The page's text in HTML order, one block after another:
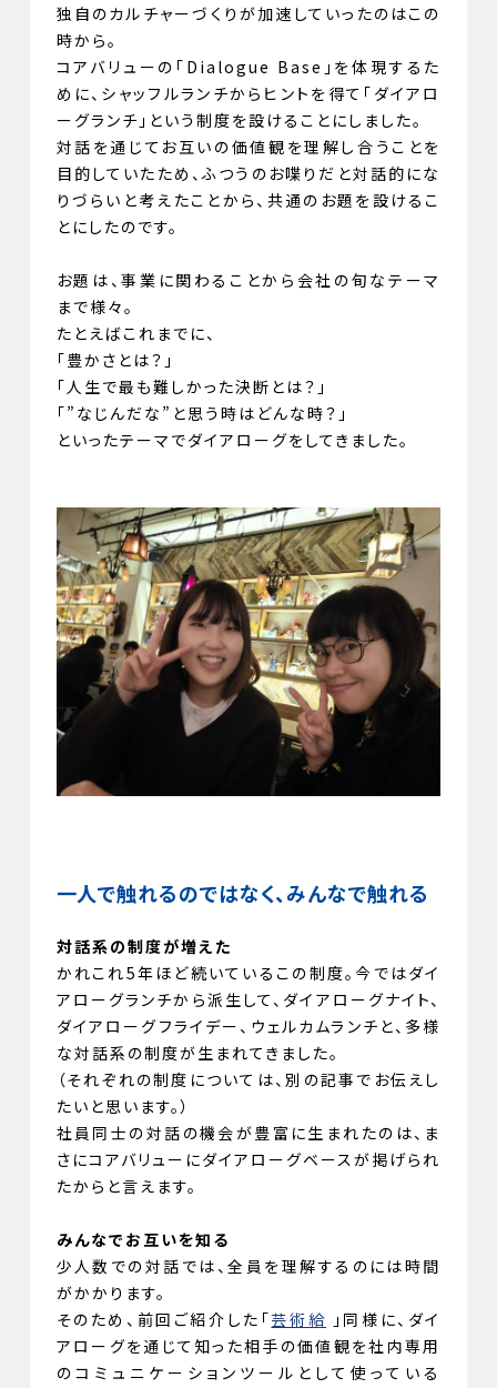
独自のカルチャーづくりが加速していったのはこの
時から。
コアバリューの「Dialogue Base」を体現するた
めに、シャッフルランチからヒントを得て「ダイアロ
ーグランチ」という制度を設けることにしました。
対話を通じてお互いの価値観を理解し合うことを
目的していたため、ふつうのお喋りだと対話的にな
りづらいと考えたことから、共通のお題を設けるこ
とにしたのです。
お題は、事業に関わることから会社の旬なテーマ
まで様々。
たとえばこれまでに、
「豊かさとは？」
「人生で最も難しかった決断とは？」
「”なじんだな”と思う時はどんな時？」
といったテーマでダイアローグをしてきました。
一人で触れるのではなく、みんなで触れる
対話系の制度が増えた
かれこれ5年ほど続いているこの制度。今ではダイ
アローグランチから派生して、ダイアローグナイト、
ダイアローグフライデー、ウェルカムランチと、多様
な対話系の制度が生まれてきました。
（それぞれの制度については、別の記事でお伝えし
たいと思います。）
社員同士の対話の機会が豊富に生まれたのは、ま
さにコアバリューにダイアローグベースが掲げられ
たからと言えます。
みんなでお互いを知る
少人数での対話では、全員を理解するのには時間
がかかります。
そのため、前回ご紹介した「芸術給 」同様に、ダイ
アローグを通じて知った相手の価値観を社内専用
のコミュニケーションツールとして使っている